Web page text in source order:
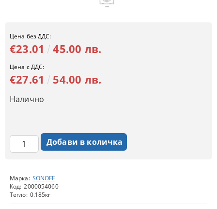
Марка: SONOFF
Код: 2000054060
Тегло: 0.185кг
Цена без ДДС:
€23.01 45.00 лв.
Цена с ДДС:
€27.61 54.00 лв.
Налично